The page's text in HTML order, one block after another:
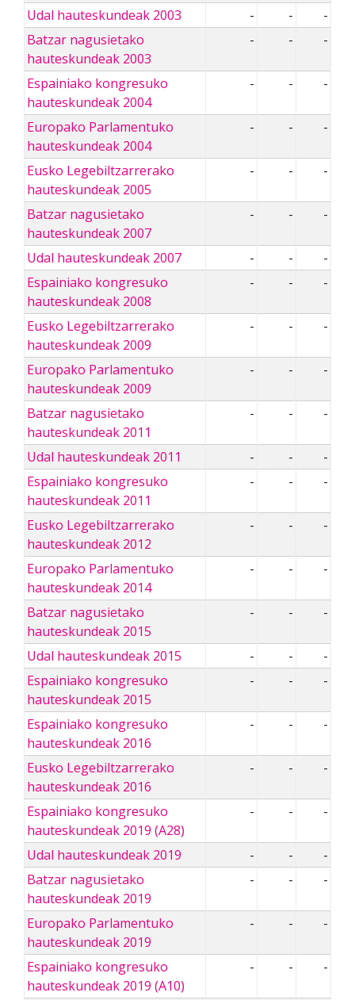
Udal hauteskundeak 2003 - -
-
Batzar nagusietako
hauteskundeak 2003
- - -
Espainiako kongresuko
hauteskundeak 2004
- - -
Europako Parlamentuko
hauteskundeak 2004
- - -
Eusko Legebiltzarrerako
hauteskundeak 2005
- - -
Batzar nagusietako
hauteskundeak 2007
- - -
Udal hauteskundeak 2007 - -
-
Espainiako kongresuko
hauteskundeak 2008
- - -
Eusko Legebiltzarrerako
hauteskundeak 2009
- - -
Europako Parlamentuko
hauteskundeak 2009
- - -
Batzar nagusietako
hauteskundeak 2011
- - -
Udal hauteskundeak 2011 - -
-
Espainiako kongresuko
hauteskundeak 2011
- - -
Eusko Legebiltzarrerako
hauteskundeak 2012
- - -
Europako Parlamentuko
hauteskundeak 2014
- - -
Batzar nagusietako
hauteskundeak 2015
- - -
Udal hauteskundeak 2015 - -
-
Espainiako kongresuko
hauteskundeak 2015
- - -
Espainiako kongresuko
hauteskundeak 2016
- - -
Eusko Legebiltzarrerako
hauteskundeak 2016
- - -
Espainiako kongresuko
hauteskundeak 2019 (A28)
- - -
Udal hauteskundeak 2019 - -
-
Batzar nagusietako
hauteskundeak 2019
- - -
Europako Parlamentuko
hauteskundeak 2019
- - -
Espainiako kongresuko
hauteskundeak 2019 (A10)
- - -